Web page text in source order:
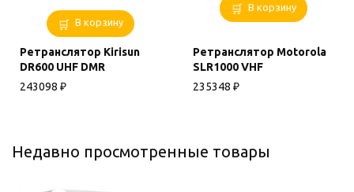
В корзину
Ретранслятор Kirisun
DR600 UHF DMR
243098 ₽
В корзину
Ретранслятор Motorola
SLR1000 VHF
235348 ₽
Недавно просмотренные товары